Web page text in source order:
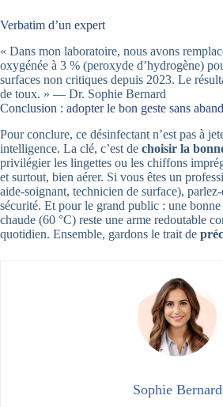
Verbatim d’un expert
« Dans mon laboratoire, nous avons
oxygénée à 3 % (peroxyde d’hydrogène)
surfaces non critiques depuis 2023. Le
de toux. » — Dr. Sophie Bernard
Conclusion : adopter le bon geste sans
Pour conclure, ce désinfectant n’est pas à
intelligence. La clé, c’est de choisir la
privilégier les lingettes ou les chiffons
et surtout, bien aérer. Si vous êtes un
aide-soignant, technicien de surface),
sécurité. Et pour le grand public : une
chaude (60 °C) reste une arme redoutable
quotidien. Ensemble, gardons le trait de
Sophie Bernard